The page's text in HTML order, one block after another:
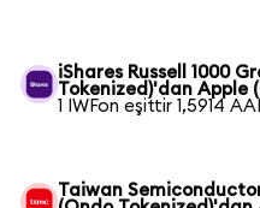
iShares Russell 1000
Tokenized)'dan Apple
1 IWFon eşittir 1,5914
Taiwan